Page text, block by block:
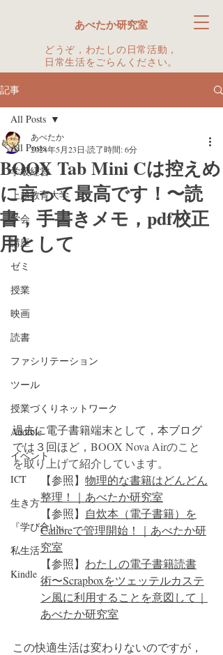
どうぞ，わたしの日常活動，
日常生活をごらんください。
あべたか研究室
記事
All Posts
学級経営
上越教育大学
学会
講座
ゼミ
授業
映画
読書
ファシリテーション
ツール
授業づくりネットワーク
Audible
イベント
ICT
生き方
『学び合い』
私生活
Kindle
All Posts
BOOX Tab Mini Cは控えめ
に言って最高です！〜読
書，手書きメモ，pdf校正
用として
あべたか
2024年5月23日 読了時間: 6分
過去に電子書籍端末として，本ブログ
では３回ほど， BOOX Nova Airのこと
を取り上げて紹介しています。
【参照】 物理的な書籍はどんどん
整理！｜あべたか研究室
【参照】 自炊本（電子書籍）を
Calibreで管理開始！｜あべたか研
究室
【参照】 わたしの電子書籍読書
術〜Scrapboxをツェッテルカステ
ン風に利用することを意図して｜
あべたか研究室
この快適生活は変わりないのですが，